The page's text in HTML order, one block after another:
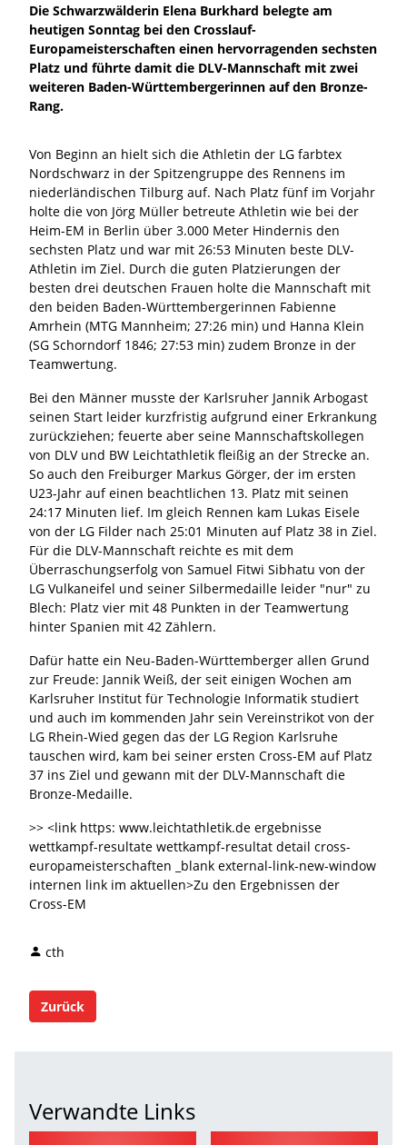
Die Schwarzwälderin Elena Burkhard belegte am
heutigen Sonntag bei den Crosslauf-
Europameisterschaften einen hervorragenden sechsten
Platz und führte damit die DLV-Mannschaft mit zwei
weiteren Baden-Württembergerinnen auf den Bronze-
Rang.
Von Beginn an hielt sich die Athletin der LG farbtex
Nordschwarz in der Spitzengruppe des Rennens im
niederländischen Tilburg auf. Nach Platz fünf im Vorjahr
holte die von Jörg Müller betreute Athletin wie bei der
Heim-EM in Berlin über 3.000 Meter Hindernis den
sechsten Platz und war mit 26:53 Minuten beste DLV-
Athletin im Ziel. Durch die guten Platzierungen der
besten drei deutschen Frauen holte die Mannschaft mit
den beiden Baden-Württembergerinnen Fabienne
Amrhein (MTG Mannheim; 27:26 min) und Hanna Klein
(SG Schorndorf 1846; 27:53 min) zudem Bronze in der
Teamwertung.
Bei den Männer musste der Karlsruher Jannik Arbogast
seinen Start leider kurzfristig aufgrund einer Erkrankung
zurückziehen; feuerte aber seine Mannschaftskollegen
von DLV und BW Leichtathletik fleißig an der Strecke an.
So auch den Freiburger Markus Görger, der im ersten
U23-Jahr auf einen beachtlichen 13. Platz mit seinen
24:17 Minuten lief. Im gleich Rennen kam Lukas Eisele
von der LG Filder nach 25:01 Minuten auf Platz 38 in Ziel.
Für die DLV-Mannschaft reichte es mit dem
Überraschungserfolg von Samuel Fitwi Sibhatu von der
LG Vulkaneifel und seiner Silbermedaille leider "nur" zu
Blech: Platz vier mit 48 Punkten in der Teamwertung
hinter Spanien mit 42 Zählern.
Dafür hatte ein Neu-Baden-Württemberger allen Grund
zur Freude: Jannik Weiß, der seit einigen Wochen am
Karlsruher Institut für Technologie Informatik studiert
und auch im kommenden Jahr sein Vereinstrikot von der
LG Rhein-Wied gegen das der LG Region Karlsruhe
tauschen wird, kam bei seiner ersten Cross-EM auf Platz
37 ins Ziel und gewann mit der DLV-Mannschaft die
Bronze-Medaille.
>> <link https: www.leichtathletik.de ergebnisse
wettkampf-resultate wettkampf-resultat detail cross-
europameisterschaften _blank external-link-new-window
internen link im aktuellen>Zu den Ergebnissen der
Cross-EM
cth
Zurück
Verwandte Links